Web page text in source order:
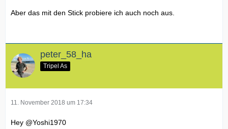
Aber das mit den Stick probiere ich auch noch aus.
peter_58_ha
Tripel As
11. November 2018 um 17:34
Hey @Yoshi1970